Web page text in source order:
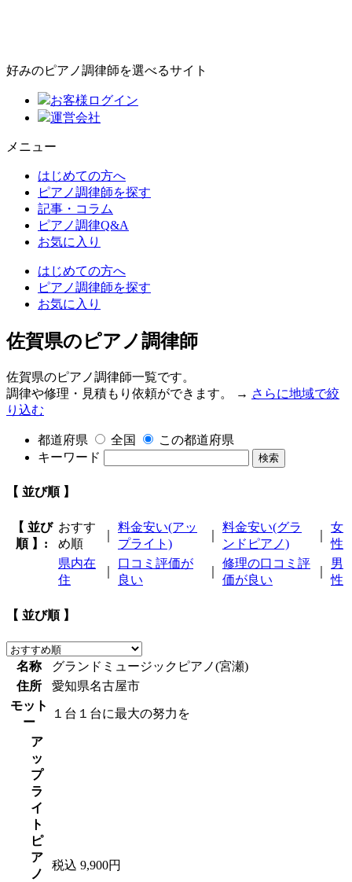
好みのピアノ調律師を選べるサイト
お客様ログイン
運営会社
メニュー
はじめての方へ
ピアノ調律師を探す
記事・コラム
ピアノ調律Q&A
お気に入り
はじめての方へ
ピアノ調律師を探す
お気に入り
佐賀県のピアノ調律師
佐賀県のピアノ調律師一覧です。
調律や修理・見積もり依頼ができます。 → さらに地域で絞
り込む
都道府県 全国
この都道府県
キーワード
検索
【 並び順 】
【 並び
順 】:
おすす
め順
料金安い(アッ
プライト)
料金安い(グラ
ンドピアノ)
女
性
県内在
住
口コミ評価が
良い
修理の口コミ評
価が良い
男
性
【 並び順 】
名称
グランドミュージックピアノ(宮瀬)
住所
愛知県名古屋市
モット
ー
１台１台に最大の努力を
ア
ッ
プ
ラ
イ
ト
ピ
ア
ノ
税込 9,900円